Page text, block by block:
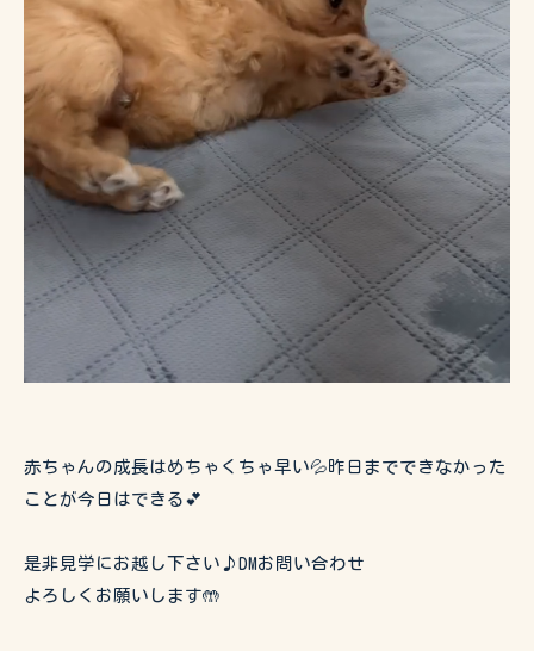
赤ちゃんの成長はめちゃくちゃ早い💦昨日までできなかった
ことが今日はできる💕
是非見学にお越し下さい♪DMお問い合わせ
よろしくお願いします🤲